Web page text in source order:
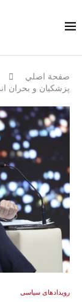
صفحة اصلي
پزشکیان و بحران
رویدادهای سیاسی